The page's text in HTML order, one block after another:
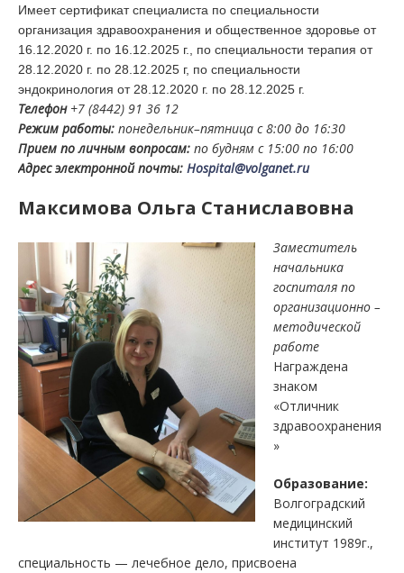
Имеет сертификат специалиста по специальности
организация здравоохранения и общественное здоровье от
16.12.2020 г. по 16.12.2025 г., по специальности терапия от
28.12.2020 г. по 28.12.2025 г, по специальности
эндокринология от 28.12.2020 г. по 28.12.2025 г.
Телефон +7 (8442) 91 36 12
Режим работы: понедельник–пятница с 8:00 до 16:30
Прием по личным вопросам: по будням с 15:00 по 16:00
Адрес электронной почты: Hospital@volganet.ru
Максимова Ольга Станиславовна
Заместитель
начальника
госпиталя по
организационно –
методической
работе
Награждена
знаком
«Отличник
здравоохранения
»
Образование:
Волгоградский
медицинский
институт 1989г.,
специальность — лечебное дело, присвоена